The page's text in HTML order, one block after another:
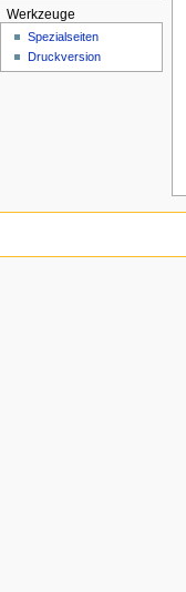
Werkzeuge
Spezialseiten
Druckversion